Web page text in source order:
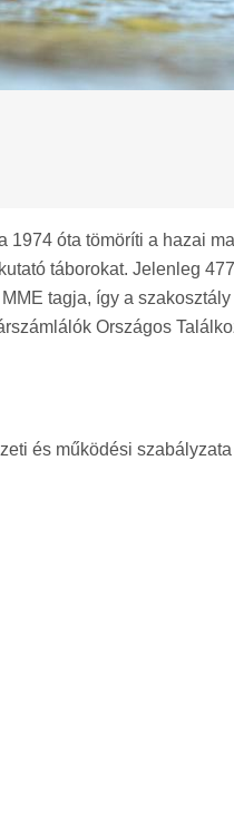
óta tömöríti a hazai
táborokat. Jelenleg
tagja, így a
Országos
és működési